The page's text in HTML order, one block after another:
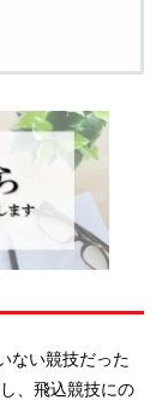
ない競技だった
、⾶込競技にの